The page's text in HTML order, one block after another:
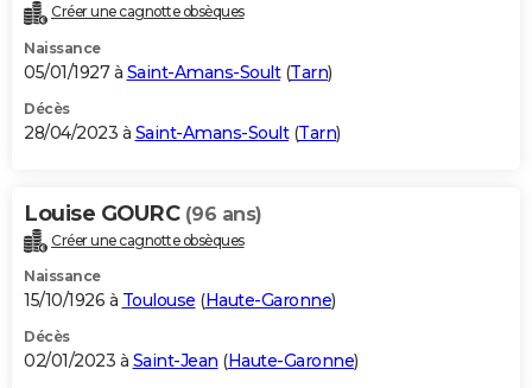
Créer une cagnotte obsèques
Naissance
05/01/1927 à Saint-Amans-Soult(Tarn)
Décès
28/04/2023 à Saint-Amans-Soult(Tarn)
Louise GOURC (96 ans)
Créer une cagnotte obsèques
Naissance
15/10/1926 à Toulouse (Haute-Garonne)
Décès
02/01/2023 à Saint-Jean (Haute-Garonne)